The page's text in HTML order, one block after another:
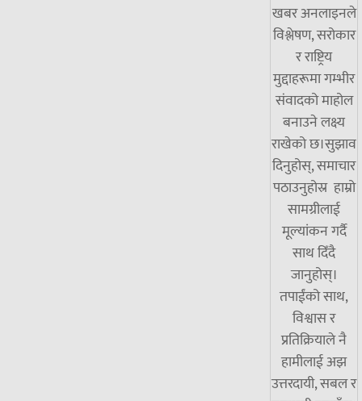
खबर अनलाइनले
विश्लेषण, सरोकार
र राष्ट्रिय
मुद्दाहरूमा गम्भीर
संवादको माहोल
बनाउने लक्ष्य
राखेको छ।सुझाव
दिनुहोस्, समाचार
पठाउनुहोस्र हाम्रो
सामग्रीलाई
मूल्यांकन गर्दै
साथ दिँदै
जानुहोस्।
तपाईंको साथ,
विश्वास र
प्रतिक्रियाले नै
हामीलाई अझ
उत्तरदायी, सबल र